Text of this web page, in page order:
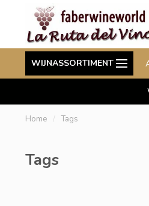
WIJNASSORTIMENT
Wij leveren ook aan België
Duitsland en Luxemburg
Home / Tags
Tags